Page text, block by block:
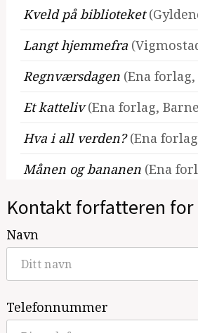
Kveld på biblioteket
Langt hjemmefra
Regnværsdagen (Ena
Et katteliv(Ena forlag,
Hva i all verden?(Ena
Månen og bananen (Ena
Flommen(Kolon, Roman,
Hva er der oppe?
Det grønne treet
Sur(Cappelen Damm,
Kontakt forfatteren for
Navn
Telefonnummer